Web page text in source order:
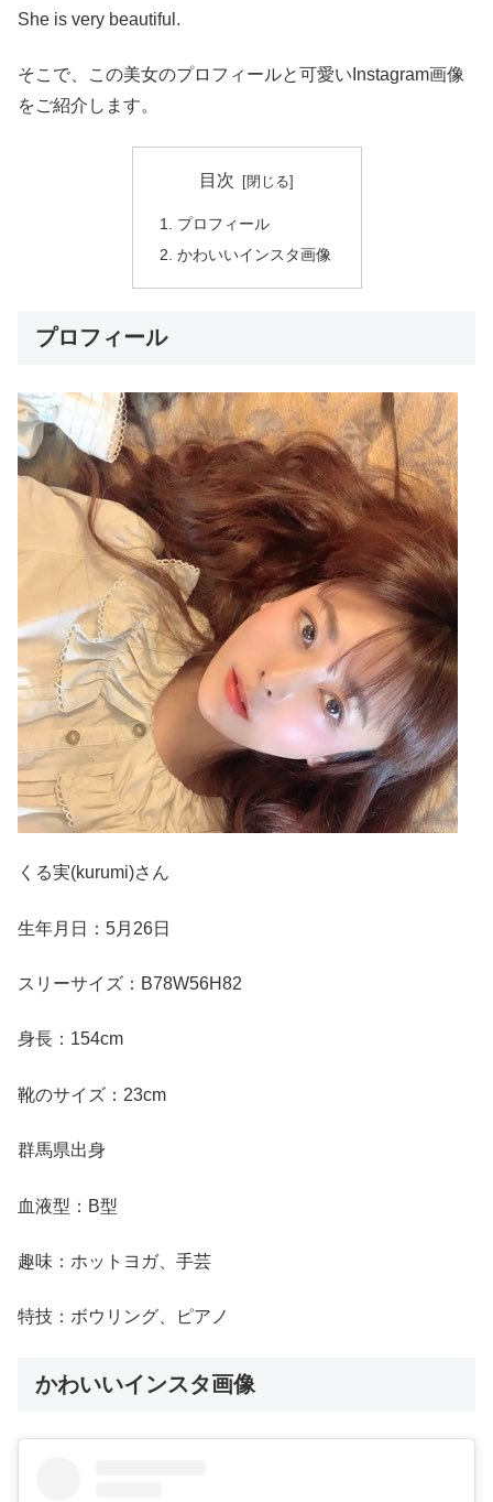
She is very beautiful.
そこで、この美女のプロフィールと可愛いInstagram画像
をご紹介します。
目次
プロフィール
かわいいインスタ画像
プロフィール
くる実(kurumi)さん
生年月日：5月26日
スリーサイズ：B78W56H82
身長：154cm
靴のサイズ：23cm
群馬県出身
血液型：B型
趣味：ホットヨガ、手芸
特技：ボウリング、ピアノ
かわいいインスタ画像